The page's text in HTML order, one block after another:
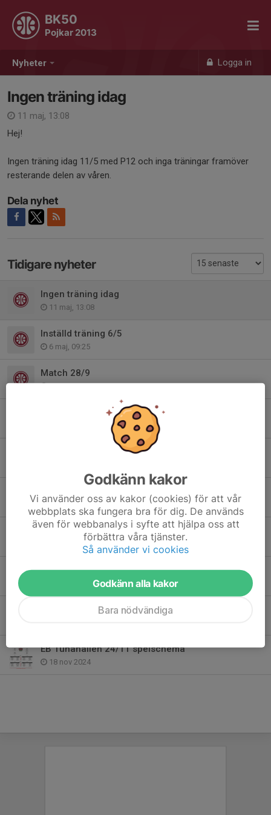
Nyheter Logga in
BK50
Pojkar 2013
Ingen träning idag
11 maj, 13:08
Hej!
Ingen träning idag 11/5 med P12 och inga träningar framöver
resterande delen av våren.
Dela nyhet
Tidigare nyheter
Ingen träning idag
11 maj, 13:08
Inställd träning 6/5
6 maj, 09:25
Match 28/9
26 sep 2025
6 mar 2025
EB Lomma 21/12
18 dec 2024
Seriespel till vårsäsongen
EB Tunahallen 8/12
EB Tunahallen 24/11 spelschema
18 nov 2024
Godkänn kakor
Vi använder oss av kakor (cookies) för att vår
webbplats ska fungera bra för dig. De används
även för webbanalys i syfte att hjälpa oss att
förbättra våra tjänster.
Så använder vi cookies
Godkänn alla kakor
Bara nödvändiga